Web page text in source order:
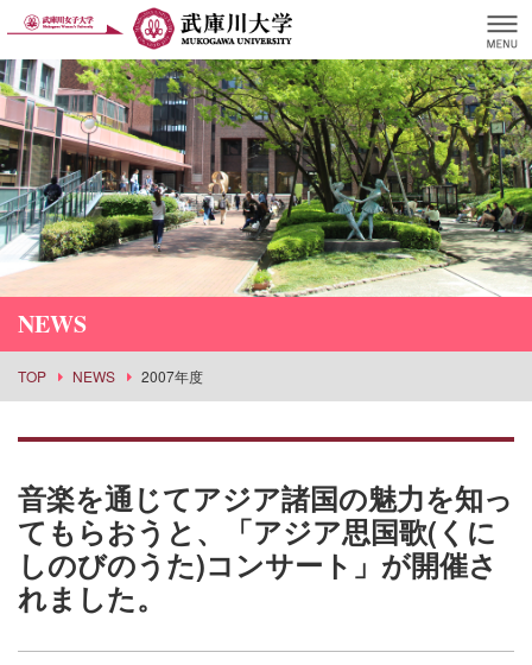
NEWS
TOP NEWS 2007年度
音楽を通じてアジア諸国の魅力を知っ
てもらおうと、「アジア思国歌(くに
しのびのうた)コンサート」が開催さ
れました。